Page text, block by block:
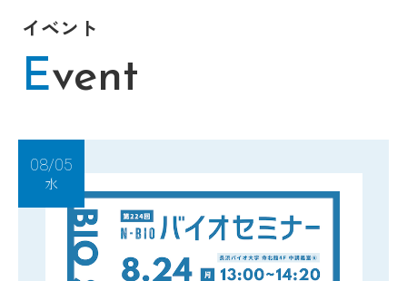
イベント
Event
08/05
水